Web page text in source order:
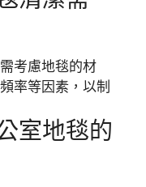
考慮地毯的材
率等因素，以制
室地毯的